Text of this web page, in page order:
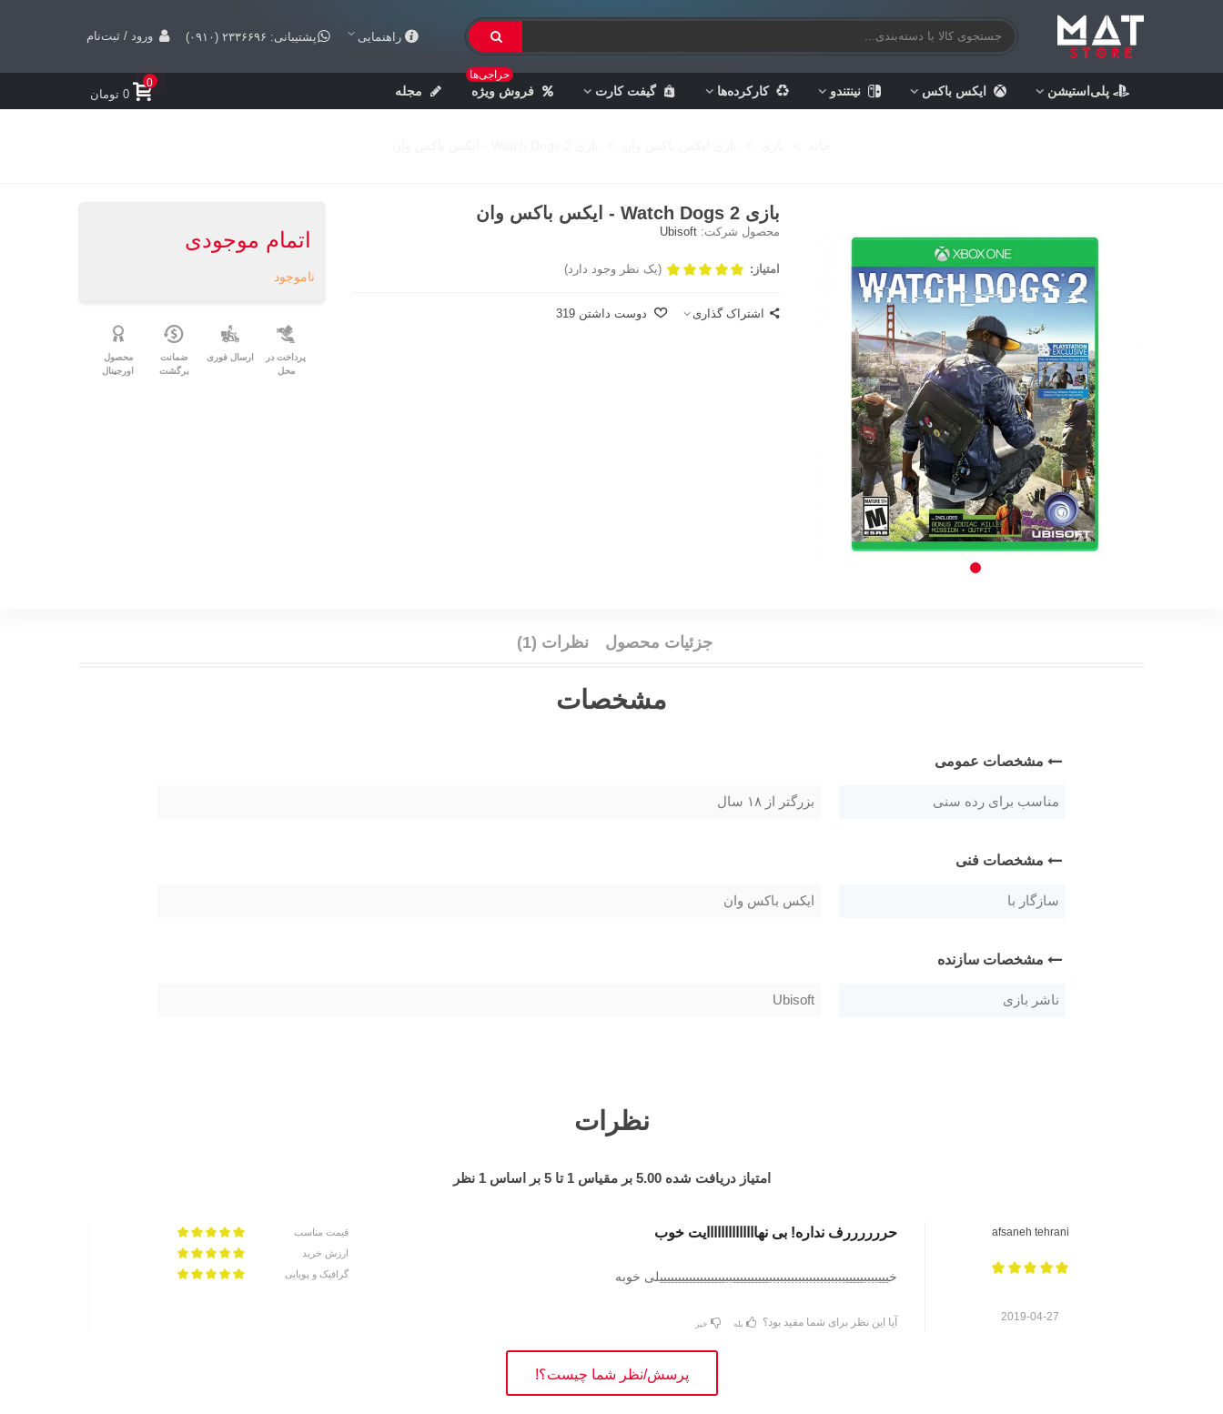
راهنمایی پشتیبانی: ۲۳۳۶۶۹۶ (۰۹۱۰) ورود / ثبت‌نام
پلی‌استیشن ایکس باکس نینتندو کارکرده‌ها گیفت کارت فروش ویژه
حراجی‌ها
مجله
0
0 تومان
بازی Watch Dogs 2 - ایکس باکس وان
محصول شرکت: Ubisoft
امتیاز: (یک نظر وجود دارد)
اشتراک گذاری دوست داشتن 319
اتمام موجودی
ناموجود
پرداخت در
محل
ارسال فوری
ضمانت
برگشت
محصول
اورجینال
جزئیات محصول نظرات (1)
مشخصات
مشخصات عمومی
مناسب برای رده سنی بزرگتر از ۱۸ سال
مشخصات فنی
سازگار با ایکس باکس وان
مشخصات سازنده
ناشر بازی Ubisoft
نظرات
امتیاز دریافت شده5.00 بر مقیاس1 تا5 بر اساس1 نظر
afsaneh tehrani
2019-04-27
حررررررف نداره! بی نهاااااااااااااایت خوب
خیییببببیییییبببببببببببببببببببببییییییییییببییییییییییییییییییلی خوبه
قیمت مناسب
ارزش خرید
گرافیک و پویایی
آیا این نظر برای شما مفید بود؟ بله خیر
پرسش/نظر شما چیست؟!